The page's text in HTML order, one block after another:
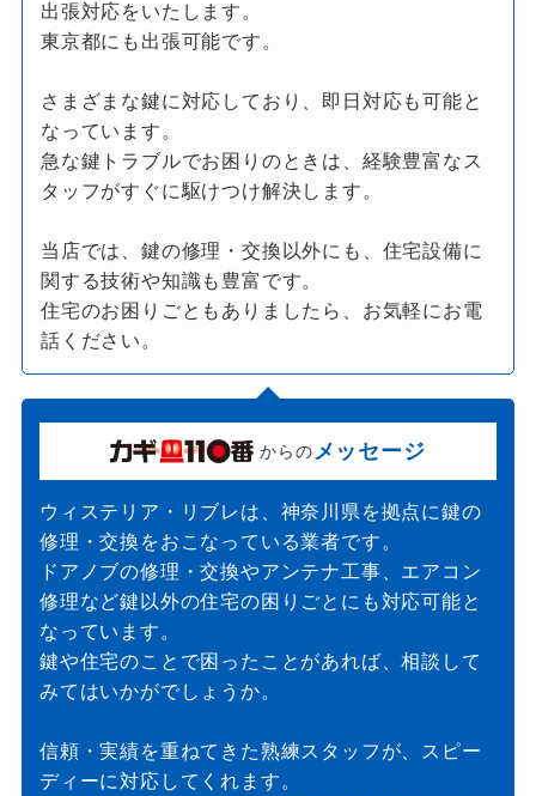
出張対応をいたします。
東京都にも出張可能です。
さまざまな鍵に対応しており、即日対応も可能と
なっています。
急な鍵トラブルでお困りのときは、経験豊富なス
タッフがすぐに駆けつけ解決します。
当店では、鍵の修理・交換以外にも、住宅設備に
関する技術や知識も豊富です。
住宅のお困りごともありましたら、お気軽にお電
話ください。
からのメッセージ
ウィステリア・リブレは、神奈川県を拠点に鍵の
修理・交換をおこなっている業者です。
ドアノブの修理・交換やアンテナ工事、エアコン
修理など鍵以外の住宅の困りごとにも対応可能と
なっています。
鍵や住宅のことで困ったことがあれば、相談して
みてはいかがでしょうか。
信頼・実績を重ねてきた熟練スタッフが、スピー
ディーに対応してくれます。